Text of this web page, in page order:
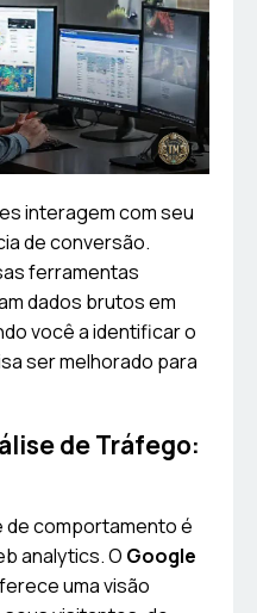
interagem com seu
de conversão.
ferramentas
dados brutos em
você a identificar o
ser melhorado para
de Tráfego:
de comportamento é
analytics. O Google
uma visão